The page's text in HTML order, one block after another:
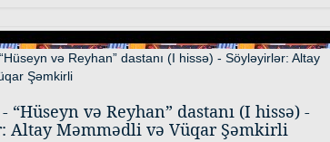
“Hüseyn və Reyhan” dastanı (I hissə) -
Altay Məmmədli və Vüqar Şəmkirli